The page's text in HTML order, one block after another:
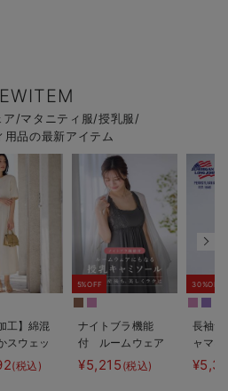
ア/マタニティ服/授乳服/
用品の最新アイテム
工】綿混
スウェッ
レアワン
マタニテ
(税込)
5%OFF
ナイトブラ機能
付 ルームウェア
にもなる授乳キャ
ミソール
¥5,215 (税込)
30%OFF
長袖サ
ャマ
ェー